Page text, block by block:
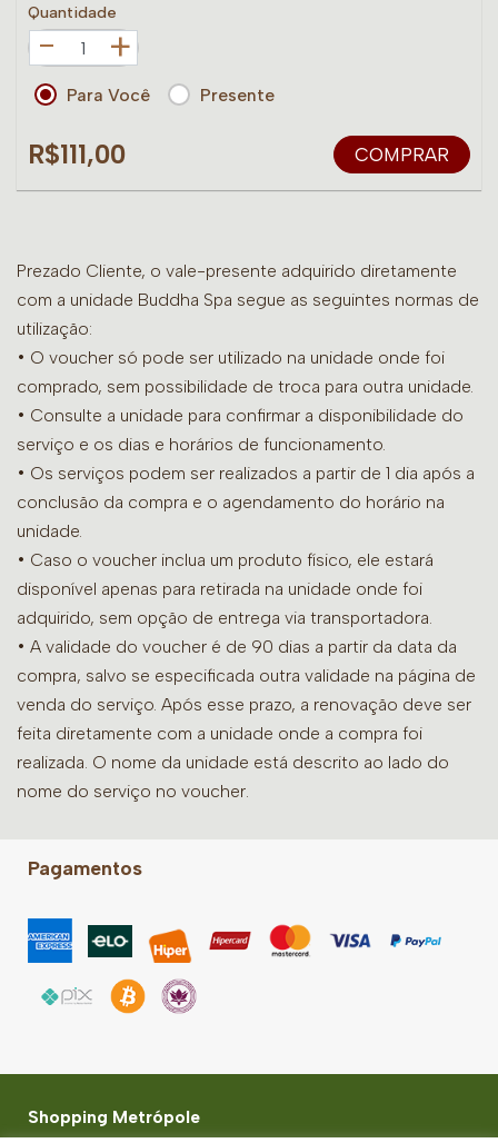
Quantidade
+
Para Você Presente
R$111,00 COMPRAR
Prezado Cliente, o vale-presente adquirido diretamente
com a unidade Buddha Spa segue as seguintes normas de
utilização:
• O voucher só pode ser utilizado na unidade onde foi
comprado, sem possibilidade de troca para outra unidade.
• Consulte a unidade para confirmar a disponibilidade do
serviço e os dias e horários de funcionamento.
• Os serviços podem ser realizados a partir de 1 dia após a
conclusão da compra e o agendamento do horário na
unidade.
• Caso o voucher inclua um produto físico, ele estará
disponível apenas para retirada na unidade onde foi
adquirido, sem opção de entrega via transportadora.
• A validade do voucher é de 90 dias a partir da data da
compra, salvo se especificada outra validade na página de
venda do serviço. Após esse prazo, a renovação deve ser
feita diretamente com a unidade onde a compra foi
realizada. O nome da unidade está descrito ao lado do
nome do serviço no voucher.
Pagamentos
Shopping Metrópole